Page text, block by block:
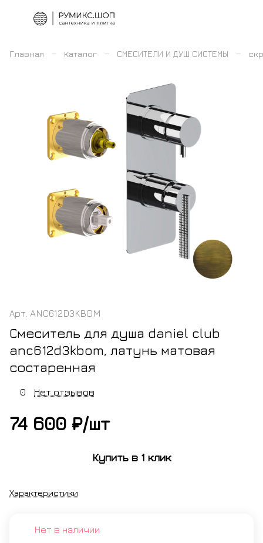
Главная – Каталог – СМЕСИТЕЛИ И ДУШ СИСТЕМЫ –
Арт. ANC612D3KBOM
Смеситель для душа daniel club
anc612d3kbom, латунь матовая
состаренная
0 Нет отзывов
74 600 ₽/шт
Купить в 1 клик
Характеристики
Нет в наличии